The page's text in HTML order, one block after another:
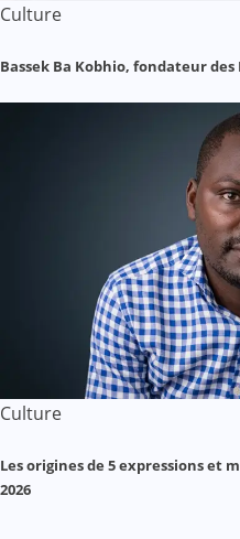
Culture
Bassek Ba Kobhio, fondateur des
Culture
Les origines de 5 expressions et
2026